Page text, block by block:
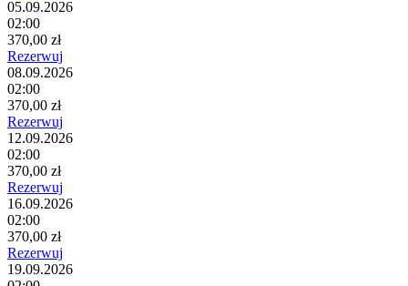
05.09.2026
02:00
370,00 zł
Rezerwuj
08.09.2026
02:00
370,00 zł
Rezerwuj
12.09.2026
02:00
370,00 zł
Rezerwuj
16.09.2026
02:00
370,00 zł
Rezerwuj
19.09.2026